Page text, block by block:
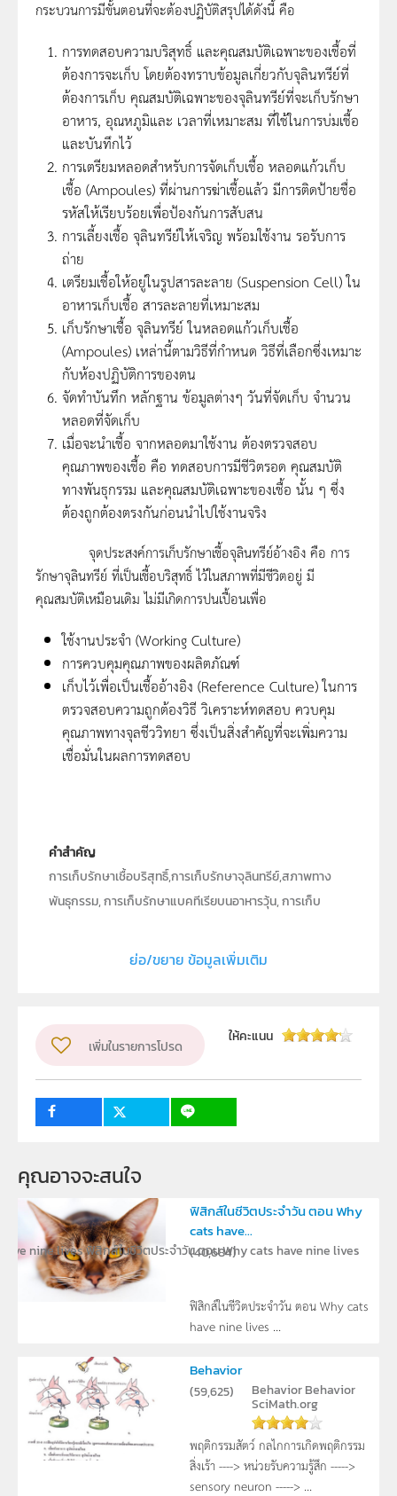
กระบวนการมีขั้นตอนที่จะต้องปฏิบัติสรุปได้ดังนี้ คือ
การทดสอบความบริสุทธิ์ และคุณสมบัติเฉพาะของเชื้อที่
ต้องการจะเก็บ โดยต้องทราบข้อมูลเกี่ยวกับจุลินทรีย์ที่
ต้องการเก็บ คุณสมบัติเฉพาะของจุลินทรีย์ที่จะเก็บรักษา
อาหาร, อุณหภูมิและ เวลาที่เหมาะสม ที่ใช้ในการบ่มเชื้อ
และบันทึกไว้
การเตรียมหลอดสำหรับการจัดเก็บเชื้อ หลอดแก้วเก็บ
เชื้อ (Ampoules) ที่ผ่านการฆ่าเชื้อแล้ว มีการติดป้ายชื่อ
รหัสให้เรียบร้อยเพื่อป้องกันการสับสน
การเลี้ยงเชื้อ จุลินทรีย์ให้เจริญ พร้อมใช้งาน รอรับการ
ถ่าย
เตรียมเชื้อให้อยู่ในรูปสารละลาย (Suspension Cell) ใน
อาหารเก็บเชื้อ สารละลายที่เหมาะสม
เก็บรักษาเชื้อ จุลินทรีย์ ในหลอดแก้วเก็บเชื้อ
(Ampoules) เหล่านี้ตามวิธีที่กำหนด วิธีที่เลือกซึ่งเหมาะ
กับห้องปฏิบัติการของตน
จัดทำบันทึก หลักฐาน ข้อมูลต่างๆ วันที่จัดเก็บ จำนวน
หลอดที่จัดเก็บ
เมื่อจะนำเชื้อ จากหลอดมาใช้งาน ต้องตรวจสอบ
คุณภาพของเชื้อ คือ ทดสอบการมีชีวิตรอด คุณสมบัติ
ทางพันธุกรรม และคุณสมบัติเฉพาะของเชื้อ นั้น ๆ ซึ่ง
ต้องถูกต้องตรงกันก่อนนำไปใช้งานจริง
จุดประสงค์การเก็บรักษาเชื้อจุลินทรีย์อ้างอิง คือ การ
รักษาจุลินทรีย์ ที่เป็นเชื้อบริสุทธิ์ ไว้ในสภาพที่มีชีวิตอยู่ มี
คุณสมบัติเหมือนเดิม ไม่มีเกิดการปนเปื้อนเพื่อ
ใช้งานประจำ (Working Culture)
การควบคุมคุณภาพของผลิตภัณฑ์
เก็บไว้เพื่อเป็นเชื้ออ้างอิง (Reference Culture) ในการ
ตรวจสอบความถูกต้องวิธี วิเคราะห์ทดสอบ ควบคุม
คุณภาพทางจุลชีววิทยา ซึ่งเป็นสิ่งสำคัญที่จะเพิ่มความ
เชื่อมั่นในผลการทดสอบ
คำสำคัญ
การเก็บรักษาเชื้อบริสุทธิ์,การเก็บรักษาจุลินทรีย์,สภาพทาง
พันธุกรรม, การเก็บรักษาแบคทีเรียบนอาหารวุ้น, การเก็บ
Text
ผู้แต่ง หรือ เจ้าของผลงาน
วิชา
ชีววิทยา
ระดับชั้น
ย่อ/ขยาย ข้อมูลเพิ่มเติม
เพิ่มในรายการโปรด
ให้คะแนน
คุณอาจจะสนใจ
ฟิสิกส์ในชีวิตประจำวัน ตอน Why
cats have...
(40,684)
nine livesฟิสิกส์ในชีวิตประจำวัน ตอน Why cats have nine lives
ฟิสิกส์ในชีวิตประจำวัน ตอน Why cats
have nine lives ...
Behavior
(59,625) BehaviorBehavior
SciMath.org
พฤติกรรมสัตว์ กลไกการเกิดพฤติกรรม
สิ่งเร้า ----> หน่วยรับความรู้สึก ----->
sensory neuron -----> ...